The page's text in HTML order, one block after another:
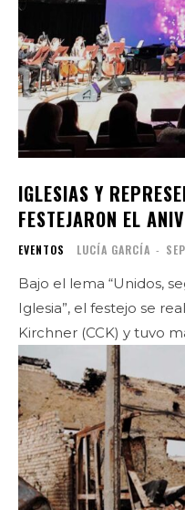
IGLESIAS Y
FESTEJARON EL
EVENTOS LUCÍA GARCÍA -
Bajo el lema “Unidos,
Iglesia”, el festejo se
Kirchner (CCK) y tuvo